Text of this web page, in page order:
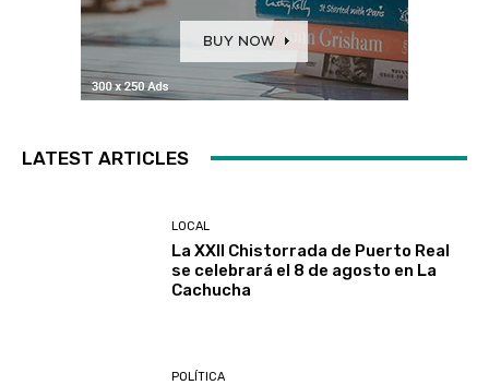
LATEST ARTICLES
LOCAL
La XXII Chistorrada de Puerto Real
se celebrará el 8 de agosto en La
Cachucha
POLÍTICA